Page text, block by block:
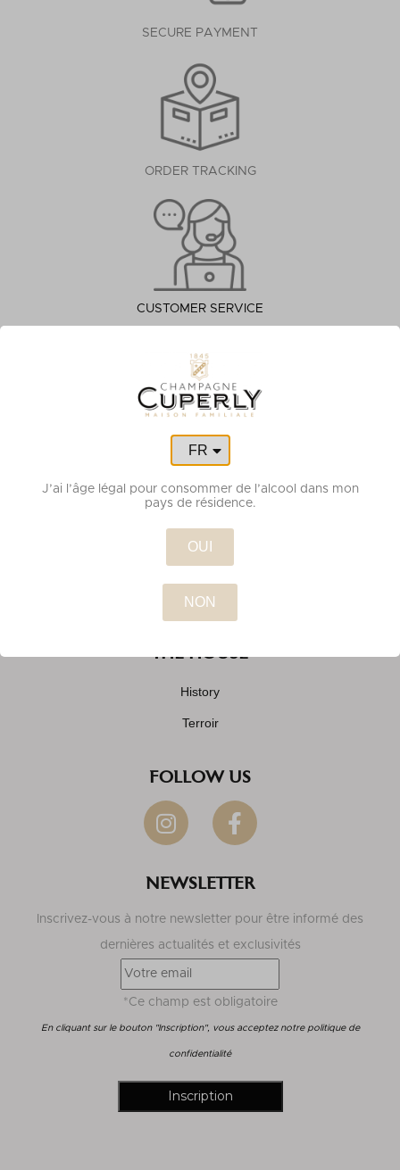
SECURE PAYMENT
ORDER TRACKING
CUSTOMER SERVICE
CHAMPAGNE
Grande Réserve Cuvée
Special Collection
Pilot Champagne
THE HOUSE
History
Terroir
FOLLOW US
NEWSLETTER
Inscrivez-vous à notre newsletter pour être informé des
dernières actualités et exclusivités
*Ce champ est obligatoire
En cliquant sur le bouton "Inscription", vous acceptez notre politique de
confidentialité
FR
EN
J’ai l’âge légal pour consommer de l’alcool dans mon
pays de résidence.
OUI